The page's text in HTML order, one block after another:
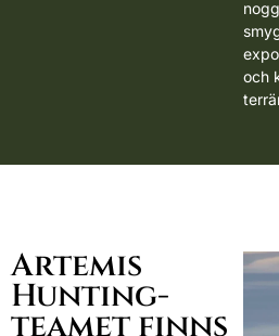
och
Artemis
Hunting-
teamet finns